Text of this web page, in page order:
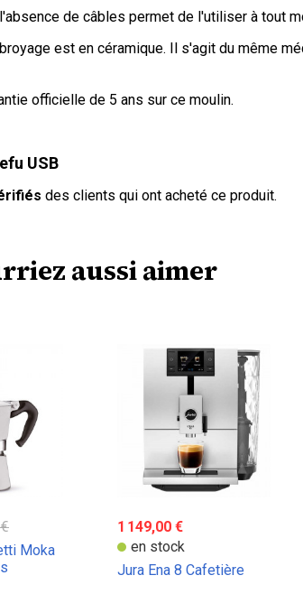
de câbles permet de l'utiliser à tout
est en céramique. Il s'agit du même
officielle de 5 ans sur ce moulin.
USB
des clients qui ont acheté ce produit.
aussi aimer
Moka
1 149,00 €
en stock
Jura Ena 8 Cafetière